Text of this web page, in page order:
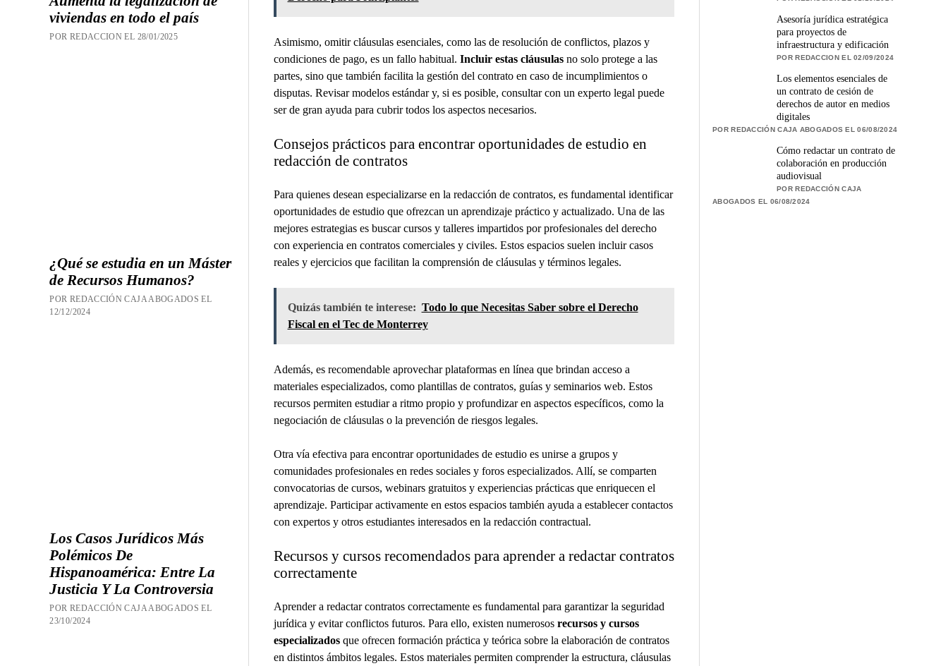
viviendas en todo el país
POR REDACCION EL 28/01/2025
¿Qué se estudia en un Máster
de Recursos Humanos?
POR REDACCIÓN CAJA ABOGADOS EL
12/12/2024
Los Casos Jurídicos Más
Polémicos De
Hispanoamérica: Entre La
Justicia Y La Controversia
POR REDACCIÓN CAJA ABOGADOS EL
23/10/2024
Asimismo, omitir cláusulas esenciales, como las de resolución de conflictos, plazos y
condiciones de pago, es un fallo habitual. Incluir estas cláusulasno solo protege a las
partes, sino que también facilita la gestión del contrato en caso de incumplimientos o
disputas. Revisar modelos estándar y, si es posible, consultar con un experto legal puede
ser de gran ayuda para cubrir todos los aspectos necesarios.
Consejos prácticos para encontrar oportunidades de estudio en
redacción de contratos
Para quienes desean especializarse en la redacción de contratos, es fundamental identificar
oportunidades de estudio que ofrezcan un aprendizaje práctico y actualizado. Una de las
mejores estrategias es buscar cursos y talleres impartidos por profesionales del derecho
con experiencia en contratos comerciales y civiles. Estos espacios suelen incluir casos
reales y ejercicios que facilitan la comprensión de cláusulas y términos legales.
Quizás también te interese: Todo lo que Necesitas Saber sobre el Derecho
Fiscal en el Tec de Monterrey
Además, es recomendable aprovechar plataformas en línea que brindan acceso a
materiales especializados, como plantillas de contratos, guías y seminarios web. Estos
recursos permiten estudiar a ritmo propio y profundizar en aspectos específicos, como la
negociación de cláusulas o la prevención de riesgos legales.
Otra vía efectiva para encontrar oportunidades de estudio es unirse a grupos y
comunidades profesionales en redes sociales y foros especializados. Allí, se comparten
convocatorias de cursos, webinars gratuitos y experiencias prácticas que enriquecen el
aprendizaje. Participar activamente en estos espacios también ayuda a establecer contactos
con expertos y otros estudiantes interesados en la redacción contractual.
Recursos y cursos recomendados para aprender a redactar contratos
correctamente
Aprender a redactar contratos correctamente es fundamental para garantizar la seguridad
jurídica y evitar conflictos futuros. Para ello, existen numerosos recursos y cursos
especializadosque ofrecen formación práctica y teórica sobre la elaboración de contratos
en distintos ámbitos legales. Estos materiales permiten comprender la estructura, cláusulas
Asesoría jurídica estratégica
para proyectos de
infraestructura y edificación
POR REDACCION EL 02/09/2024
Los elementos esenciales de
un contrato de cesión de
derechos de autor en medios
digitales
POR REDACCIÓN CAJA ABOGADOS EL 06/08/2024
Cómo redactar un contrato de
colaboración en producción
audiovisual
POR REDACCIÓN CAJA
ABOGADOS EL 06/08/2024